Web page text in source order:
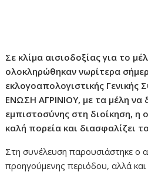
Σε κλίμα αισιοδοξίας για το
ολοκληρώθηκαν νωρίτερα
εκλογοαπολογιστικής Γενικής
ΕΝΩΣΗ ΑΓΡΙΝΙΟΥ, με τα μέλη να
εμπιστοσύνης στη διοίκηση, η
καλή πορεία και διασφαλίζει
Στη συνέλευση παρουσιάστηκε ο
προηγούμενης περιόδου, αλλά